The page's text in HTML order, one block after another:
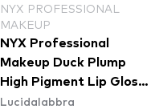
NYX PROFESSIONAL
MAKEUP
NYX Professional
Makeup Duck Plump
High Pigment Lip Gloss
- Banging Bare
Lucidalabbra